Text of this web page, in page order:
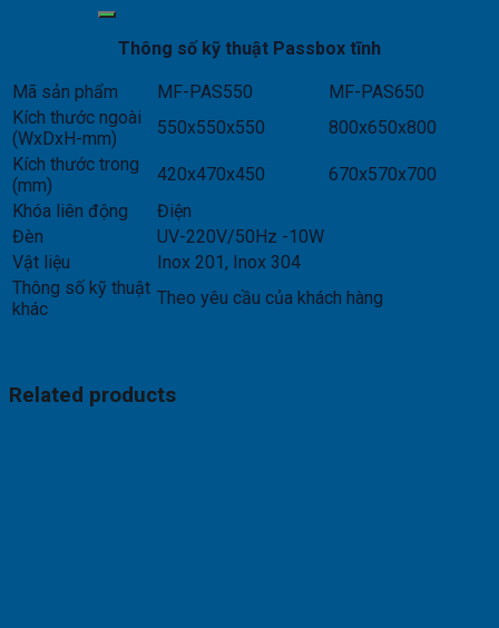
Thông số kỹ thuật Passbox tĩnh
Mã sản phẩm MF-PAS550
MF-PAS650
Kích thước ngoài
(WxDxH-mm)
550x550x550
800x650x800
Kích thước trong
(mm)
420x470x450
670x570x700
Khóa liên động
Điện
Đèn
UV-220V/50Hz -10W
Vật liệu
Inox 201, Inox 304
Thông số kỹ thuật
khác
Theo yêu cầu của khách hàng
Related products